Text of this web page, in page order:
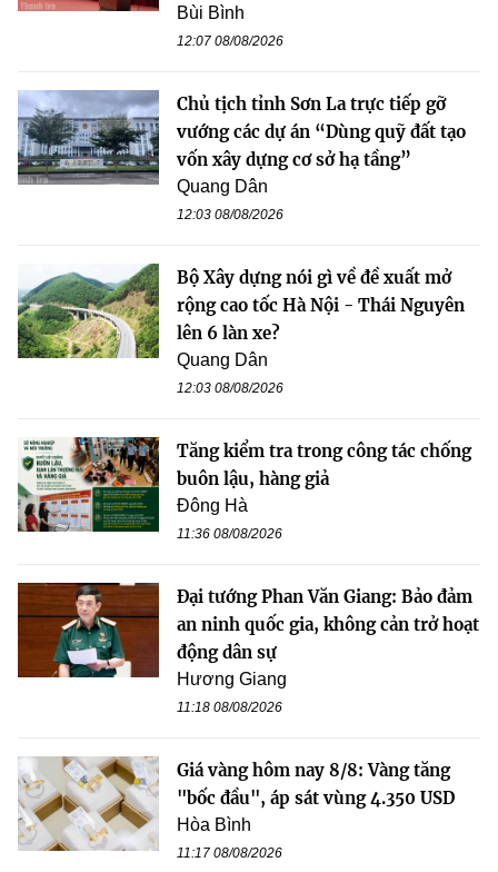
Bùi Bình
12:07 08/08/2026
Chủ tịch tỉnh Sơn La trực tiếp gỡ
vướng các dự án “Dùng quỹ đất tạo
vốn xây dựng cơ sở hạ tầng”
Quang Dân
12:03 08/08/2026
Bộ Xây dựng nói gì về đề xuất mở
rộng cao tốc Hà Nội - Thái Nguyên
lên 6 làn xe?
Quang Dân
12:03 08/08/2026
Tăng kiểm tra trong công tác chống
buôn lậu, hàng giả
Đông Hà
11:36 08/08/2026
Đại tướng Phan Văn Giang: Bảo đảm
an ninh quốc gia, không cản trở hoạt
động dân sự
Hương Giang
11:18 08/08/2026
Giá vàng hôm nay 8/8: Vàng tăng
"bốc đầu", áp sát vùng 4.350 USD
Hòa Bình
11:17 08/08/2026